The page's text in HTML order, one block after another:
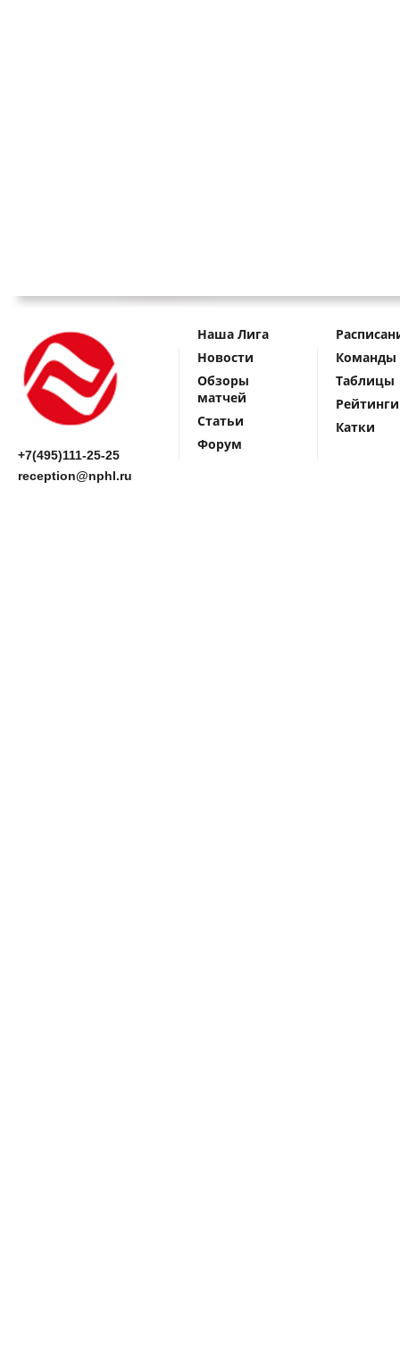
+7(495)111-25-25
reception@nphl.ru
Наша Лига
Новости
Обзоры
матчей
Статьи
Форум
Команды
Таблицы
Рейтинги
Катки